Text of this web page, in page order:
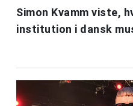
Simon Kvamm viste,
institution i dansk